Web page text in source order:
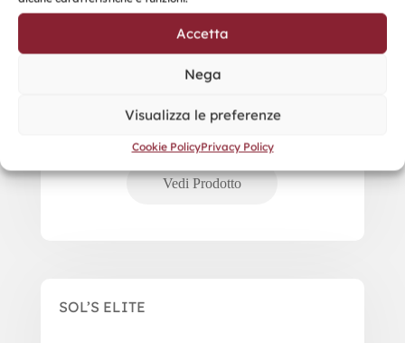
Accetta
Nega
Visualizza le preferenze
Cookie PolicyPrivacy Policy
SOL’S ELITE